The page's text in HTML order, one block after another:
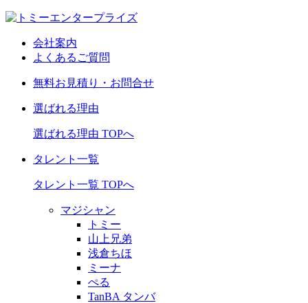
会社案内
よくあるご質問
無料お見積り・お問合せ
選ばれる理由
選ばれる理由 TOPへ
タレント一覧
タレント一覧 TOPへ
マジシャン
トミー
山上兄弟
浅倉ちほ
ミーナ
ぺる
TanBA タンバ